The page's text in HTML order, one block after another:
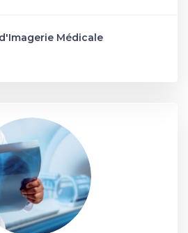
Médicale